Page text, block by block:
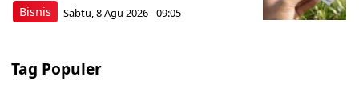
Bisnis Sabtu, 8 Agu 2026 - 09:05
Tag Populer